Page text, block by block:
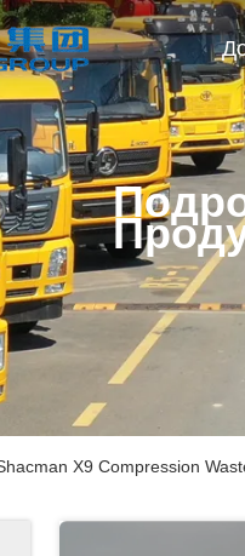
X9 Compression